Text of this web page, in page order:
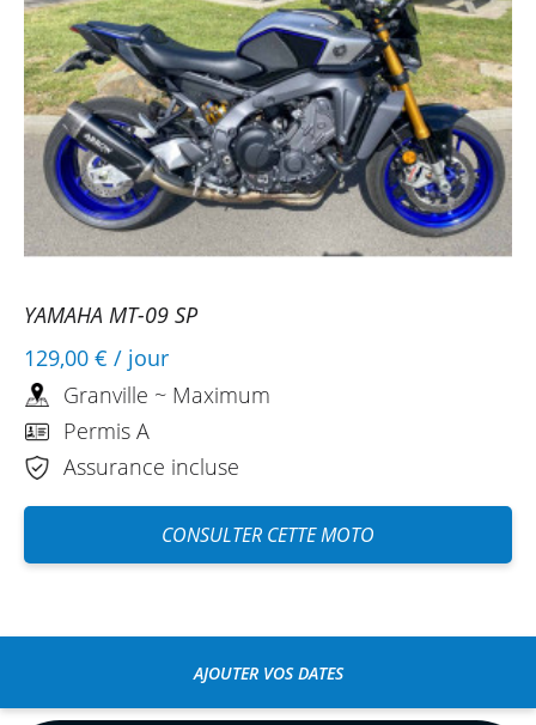
YAMAHA MT-09 SP
129,00 € / jour
Granville ~ Maximum
Permis A
Assurance incluse
CONSULTER CETTE MOTO
AJOUTER VOS DATES